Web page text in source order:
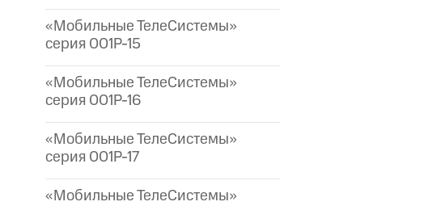
«Мобильные ТелеСистемы»
серия 001P-15
«Мобильные ТелеСистемы»
серия 001P-16
«Мобильные ТелеСистемы»
серия 001P-17
«Мобильные ТелеСистемы»